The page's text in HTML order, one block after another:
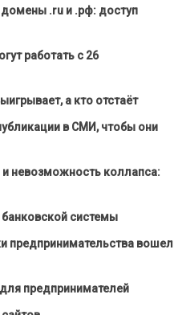
домены .ru и .рф: доступ
работать с 26
а кто отстаёт
в СМИ, чтобы они
невозможность коллапса:
системы
предпринимательства вошел
предпринимателей